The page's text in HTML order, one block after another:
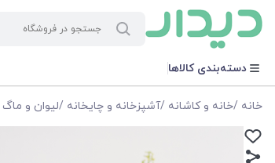
دسته‌بندی کالاها
خانه /خانه و کاشانه /آشپزخانه و چایخانه /لیوان و ماگ